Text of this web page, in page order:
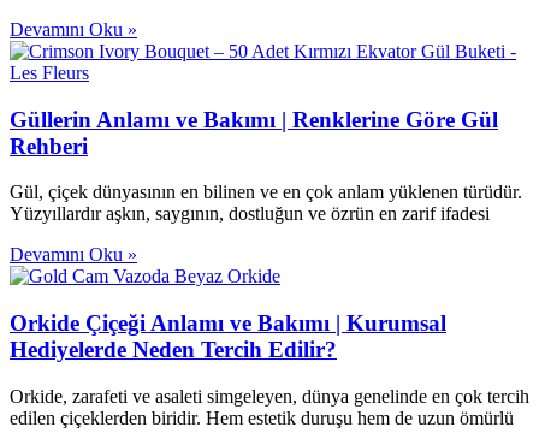
Devamını Oku »
Güllerin Anlamı ve Bakımı | Renklerine Göre Gül
Rehberi
Gül, çiçek dünyasının en bilinen ve en çok anlam yüklenen türüdür.
Yüzyıllardır aşkın, saygının, dostluğun ve özrün en zarif ifadesi
Devamını Oku »
Orkide Çiçeği Anlamı ve Bakımı | Kurumsal
Hediyelerde Neden Tercih Edilir?
Orkide, zarafeti ve asaleti simgeleyen, dünya genelinde en çok tercih
edilen çiçeklerden biridir. Hem estetik duruşu hem de uzun ömürlü